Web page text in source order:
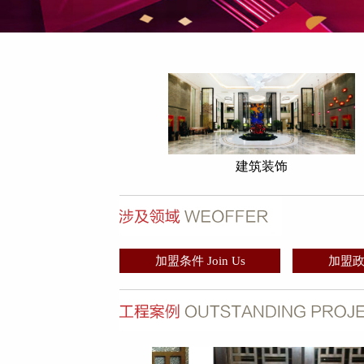
建筑装饰
加盟条件 Join Us 加盟